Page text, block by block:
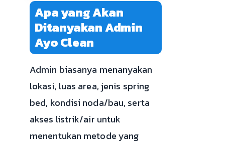
Apa yang Akan
Ditanyakan Admin
Ayo Clean
Admin biasanya menanyakan
lokasi, luas area, jenis spring
bed, kondisi noda/bau, serta
akses listrik/air untuk
menentukan metode yang